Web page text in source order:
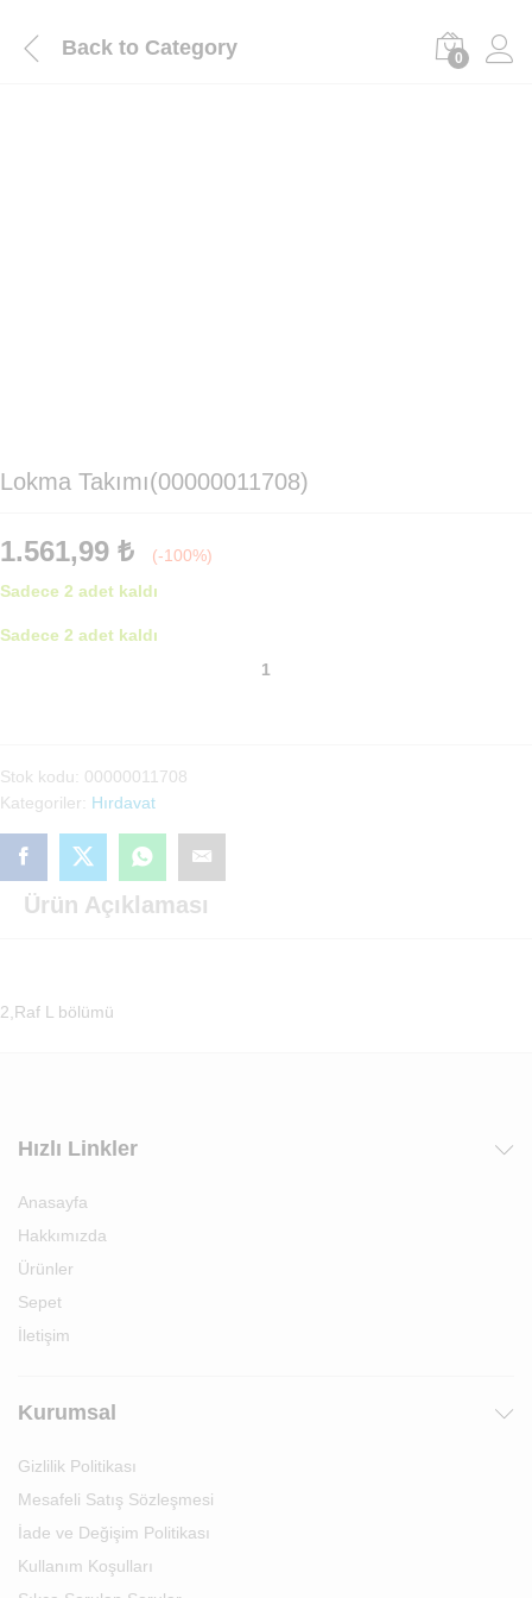
Back to Category 0
Lokma Takımı(00000011708)
1.561,99 ₺
(-100%)
Sadece 2 adet kaldı
Sadece 2 adet kaldı
Stok kodu: 00000011708
Kategoriler: Hırdavat
Ürün Açıklaması
2,Raf L bölümü
Hızlı Linkler
Anasayfa
Hakkımızda
Ürünler
Sepet
İletişim
Kurumsal
Gizlilik Politikası
Mesafeli Satış Sözleşmesi
İade ve Değişim Politikası
Kullanım Koşulları